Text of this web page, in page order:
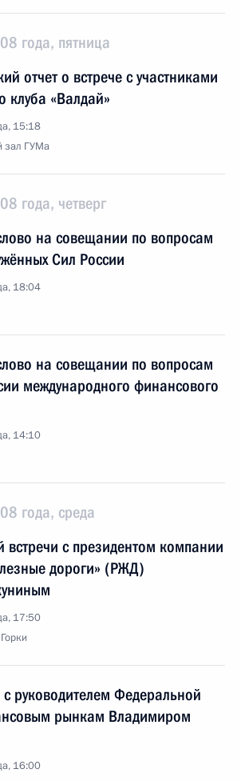
года, пятница
отчет о встрече с участниками
клуба «Валдай»
15:18
зал ГУМа
года, четверг
на совещании по вопросам
Сил России
18:04
на совещании по вопросам
международного финансового
14:10
года, среда
встречи с президентом компании
дороги» (РЖД)
17:50
руководителем Федеральной
рынкам Владимиром
16:00